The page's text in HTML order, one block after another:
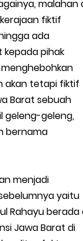
malahan
fiktif
ada
pihak
akan tetapi fiktif
Barat sebuah
geleng-geleng,
bernama
menjadi
yaitu
Rahayu berada
Jawa Barat di